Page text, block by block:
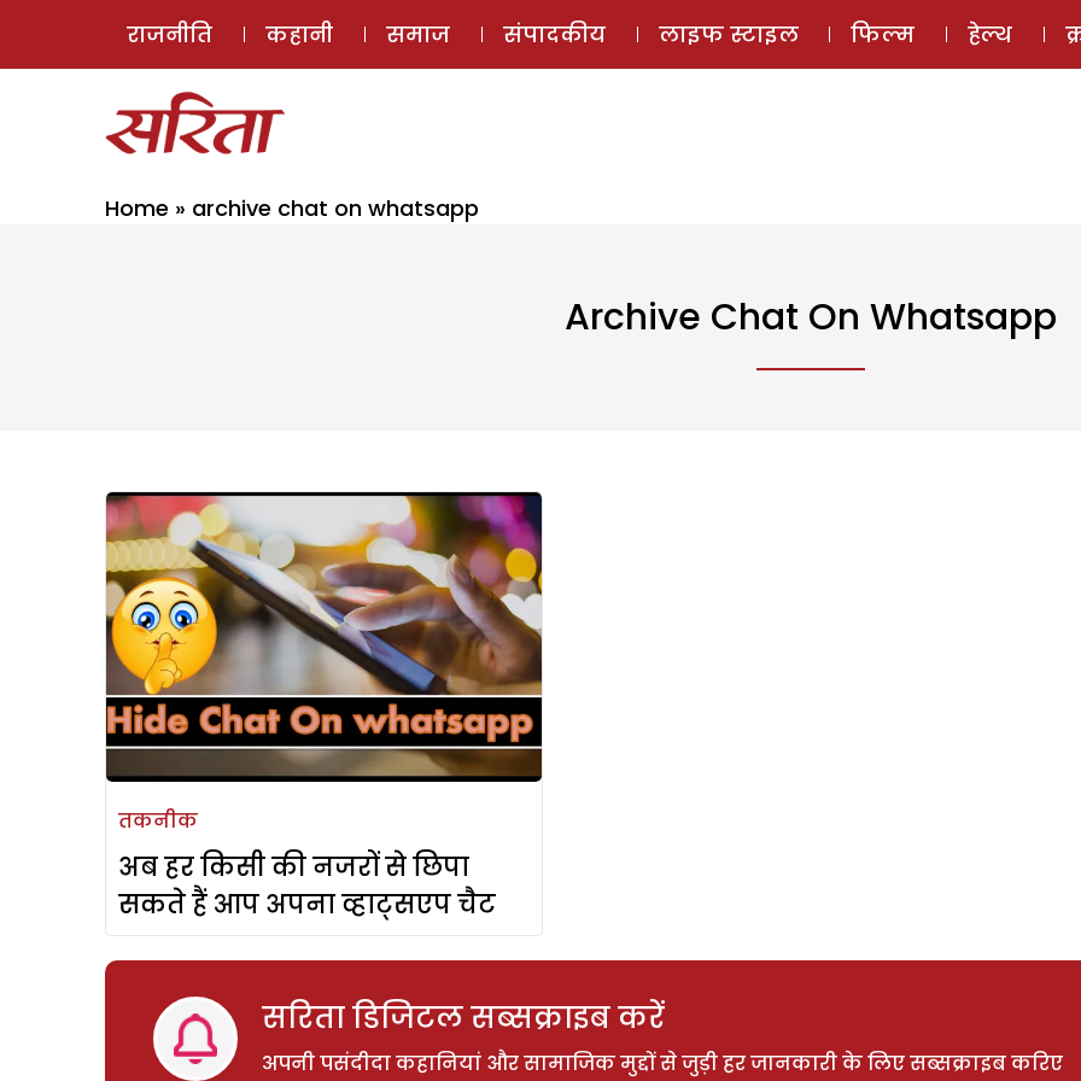
ई-मैगज़ीन
राजनीति कहानी समाज संपादकीय लाइफ स्टाइल फिल्म हेल्थ
Home » archive chat on whatsapp
Archive Chat On Whatsapp
तकनीक
अब हर किसी की नजरों से छिपा
सकते हैं आप अपना व्हाट्सएप चैट
सरिता डिजिटल सब्सक्राइब करें
अपनी पसंदीदा कहानियां और सामाजिक मुद्दों से जुड़ी हर जानकारी के लिए सब्सक्राइब करिए